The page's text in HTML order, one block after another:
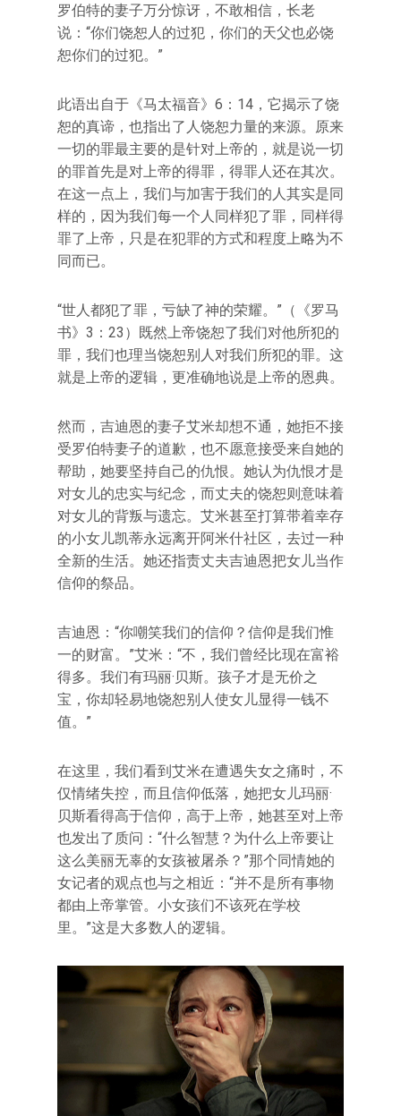
罗伯特的妻子万分惊讶，不敢相信，长老
说：“你们饶恕人的过犯，你们的天父也必饶
恕你们的过犯。”
此语出自于《马太福音》6：14，它揭示了饶
恕的真谛，也指出了人饶恕力量的来源。原来
一切的罪最主要的是针对上帝的，就是说一切
的罪首先是对上帝的得罪，得罪人还在其次。
在这一点上，我们与加害于我们的人其实是同
样的，因为我们每一个人同样犯了罪，同样得
罪了上帝，只是在犯罪的方式和程度上略为不
同而已。
“世人都犯了罪，亏缺了神的荣耀。”（《罗马
书》3：23）既然上帝饶恕了我们对他所犯的
罪，我们也理当饶恕别人对我们所犯的罪。这
就是上帝的逻辑，更准确地说是上帝的恩典。
然而，吉迪恩的妻子艾米却想不通，她拒不接
受罗伯特妻子的道歉，也不愿意接受来自她的
帮助，她要坚持自己的仇恨。她认为仇恨才是
对女儿的忠实与纪念，而丈夫的饶恕则意味着
对女儿的背叛与遗忘。艾米甚至打算带着幸存
的小女儿凯蒂永远离开阿米什社区，去过一种
全新的生活。她还指责丈夫吉迪恩把女儿当作
信仰的祭品。
吉迪恩：“你嘲笑我们的信仰？信仰是我们惟
一的财富。”艾米：“不，我们曾经比现在富裕
得多。我们有玛丽·贝斯。孩子才是无价之
宝，你却轻易地饶恕别人使女儿显得一钱不
值。”
在这里，我们看到艾米在遭遇失女之痛时，不
仅情绪失控，而且信仰低落，她把女儿玛丽·
贝斯看得高于信仰，高于上帝，她甚至对上帝
也发出了质问：“什么智慧？为什么上帝要让
这么美丽无辜的女孩被屠杀？”那个同情她的
女记者的观点也与之相近：“并不是所有事物
都由上帝掌管。小女孩们不该死在学校
里。”这是大多数人的逻辑。